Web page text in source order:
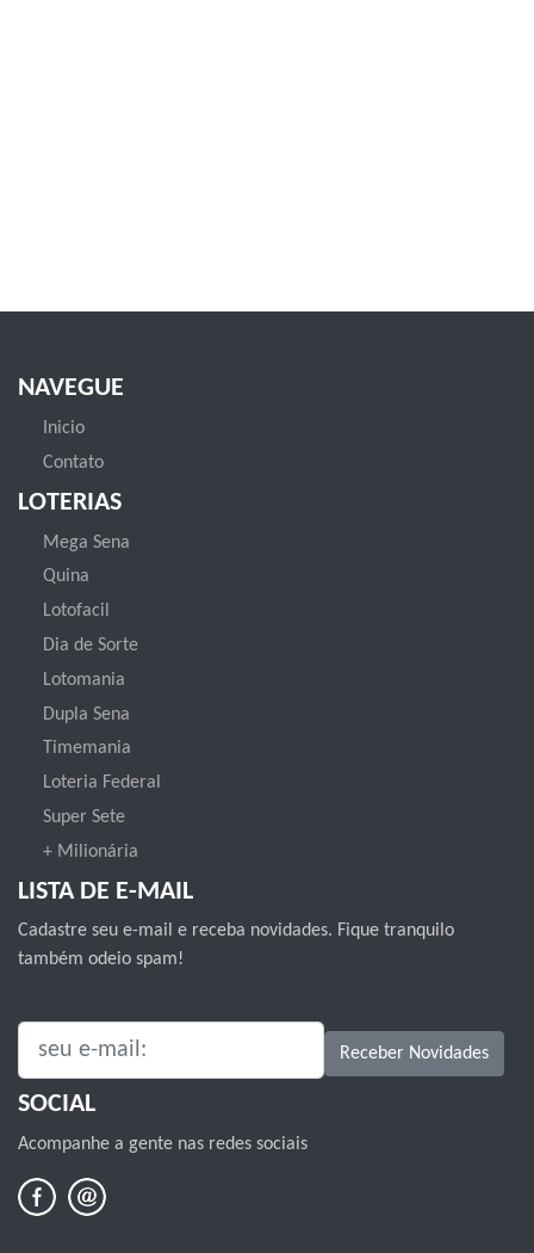
NAVEGUE
Inicio
Contato
LOTERIAS
Mega Sena
Quina
Lotofacil
Dia de Sorte
Lotomania
Dupla Sena
Timemania
Loteria Federal
Super Sete
+ Milionária
LISTA DE E-MAIL
Cadastre seu e-mail e receba novidades. Fique tranquilo
também odeio spam!
SEU E-MAIL: Receber Novidades
SOCIAL
Acompanhe a gente nas redes sociais